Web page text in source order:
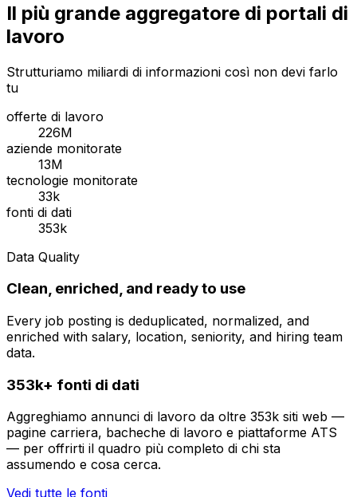
Il più grande aggregatore di portali di
lavoro
Strutturiamo miliardi di informazioni così non devi farlo
tu
offerte di lavoro
226M
aziende monitorate
13M
tecnologie monitorate
33k
fonti di dati
353k
Data Quality
Clean, enriched, and ready to use
Every job posting is deduplicated, normalized, and
enriched with salary, location, seniority, and hiring team
data.
353k+ fonti di dati
Aggreghiamo annunci di lavoro da oltre 353k siti web —
pagine carriera, bacheche di lavoro e piattaforme ATS
— per offrirti il quadro più completo di chi sta
assumendo e cosa cerca.
Vedi tutte le fonti